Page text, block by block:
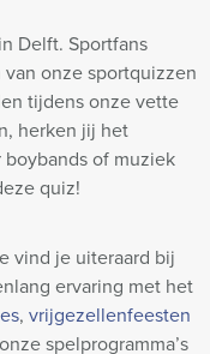
Delft. Sportfans
onze sportquizzen
tijdens onze vette
herken jij het
of muziek
quiz!
vind je uiteraard bij
ervaring met het
, vrijgezellenfeesten
spelprogramma’s